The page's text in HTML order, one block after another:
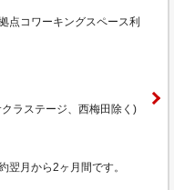
点コワーキングスペース利
ラステージ、西梅田除く)
月から2ヶ月間です。